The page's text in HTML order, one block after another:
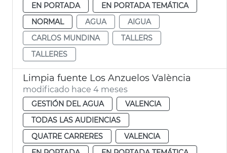
EN PORTADA
EN PORTADA TEMÁTICA
NORMAL
AGUA
AIGUA
CARLOS MUNDINA
TALLERS
TALLERES
Limpia fuente Los Anzuelos València
modificado hace 4 meses
GESTIÓN DEL AGUA
VALENCIA
TODAS LAS AUDIENCIAS
QUATRE CARRERES
VALENCIA